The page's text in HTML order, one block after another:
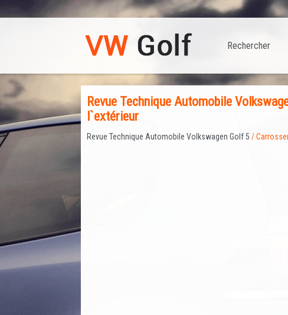
Rechercher
Revue Technique Automobile
l`extérieur
Revue Technique Automobile Volkswagen Golf 5 /